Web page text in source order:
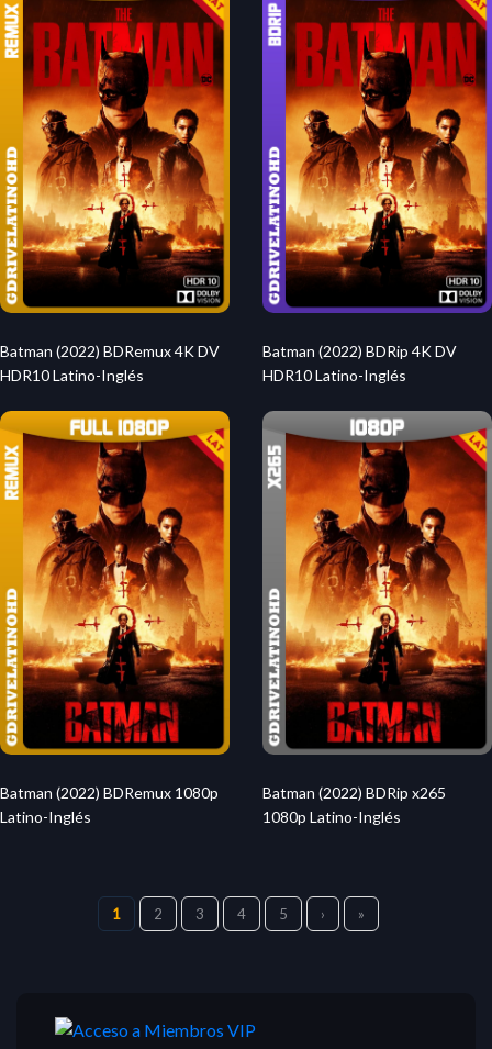
Batman (2022) BDRemux 4K DV
HDR10 Latino-Inglés
Batman (2022) BDRip 4K DV
HDR10 Latino-Inglés
Batman (2022) BDRemux 1080p
Latino-Inglés
Batman (2022) BDRip x265
1080p Latino-Inglés
1 2 3 4 5 › »